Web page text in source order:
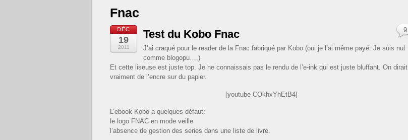
Fnac
DÉC
19
2011
Test du Kobo Fnac
J’ai craqué pour le reader de la Fnac fabriqué par Kobo (oui je l’ai même payé. Je suis nul
comme blogopu….)
Et cette liseuse est juste top. Je ne connaissais pas le rendu de l’e-ink qui est juste bluffant. On dirait
vraiment de l’encre sur du papier.
[youtube COkhxYhEtB4]
L’ebook Kobo a quelques défaut:
le logo FNAC en mode veille
l’absence de gestion des series dans une liste de livre.
9